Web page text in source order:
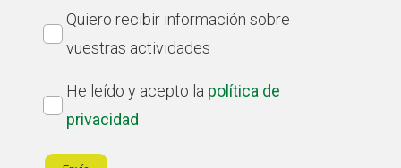
Suscríbete
a
boletín
Quiero recibir información sobre
vuestras actividades
Política
de
He leído y acepto la política de
privacidad